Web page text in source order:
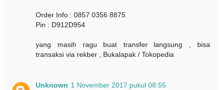
Order Info : 0857 0356 8875
Pin : D912D954
yang masih ragu buat transfer langsung , bisa
transaksi via rekber , Bukalapak / Tokopedia
Unknown 1 November 2017 pukul 08.55